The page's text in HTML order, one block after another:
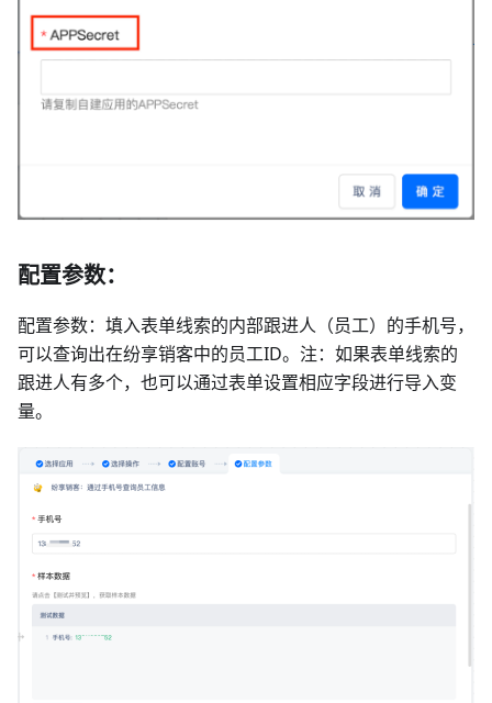
配置参数：
配置参数：填入表单线索的内部跟进人（员工）的手机号，
可以查询出在纷享销客中的员工ID。注：如果表单线索的
跟进人有多个，也可以通过表单设置相应字段进行导入变
量。